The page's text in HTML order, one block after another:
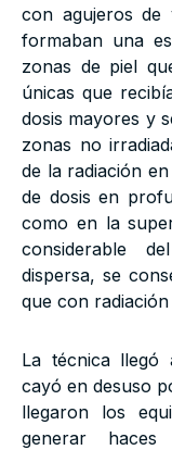
con agujeros de
formaban una
zonas de piel
únicas que
dosis mayores y
zonas no
de la radiación
de dosis en
como en la
considerable
dispersa, se
que con
La técnica llegó
cayó en desuso
llegaron los
generar